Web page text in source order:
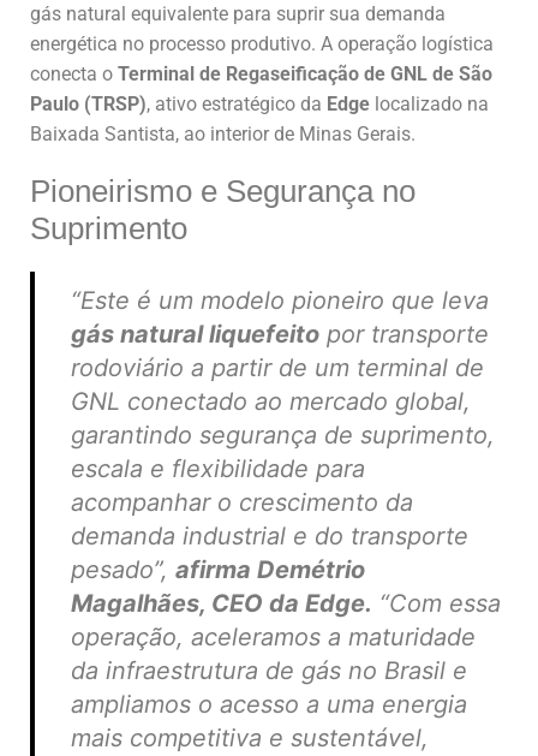
gás natural equivalente para suprir sua demanda
energética no processo produtivo. A operação logística
conecta o Terminal de Regaseificação de GNL de São
Paulo (TRSP), ativo estratégico da Edge localizado na
Baixada Santista, ao interior de Minas Gerais.
Pioneirismo e Segurança no
Suprimento
“Este é um modelo pioneiro que leva
gás natural liquefeito por transporte
rodoviário a partir de um terminal de
GNL conectado ao mercado global,
garantindo segurança de suprimento,
escala e flexibilidade para
acompanhar o crescimento da
demanda industrial e do transporte
pesado”, afirma Demétrio
Magalhães, CEO da Edge. “Com essa
operação, aceleramos a maturidade
da infraestrutura de gás no Brasil e
ampliamos o acesso a uma energia
mais competitiva e sustentável,